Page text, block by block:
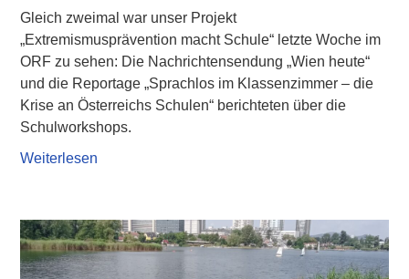
Gleich zweimal war unser Projekt
„Extremismusprävention macht Schule“ letzte Woche im
ORF zu sehen: Die Nachrichtensendung „Wien heute“
und die Reportage „Sprachlos im Klassenzimmer – die
Krise an Österreichs Schulen“ berichteten über die
Schulworkshops.
Weiterlesen